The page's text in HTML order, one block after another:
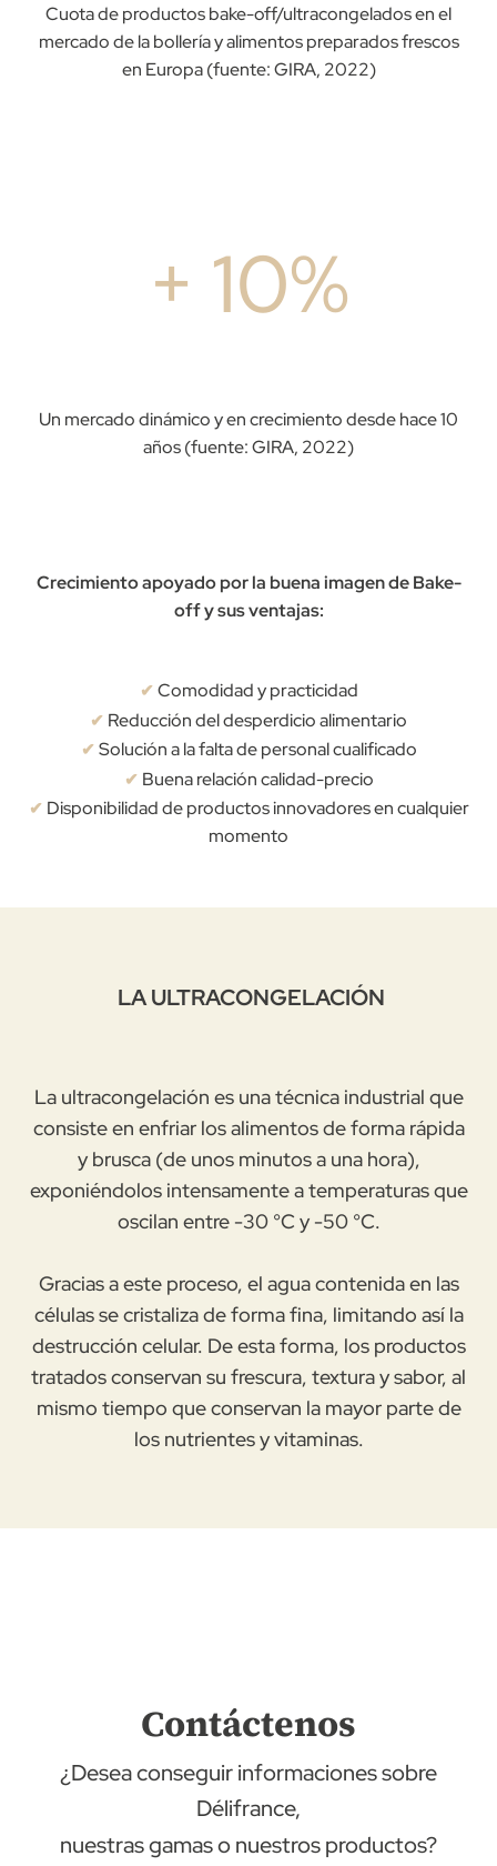
Cuota de productos bake-off/ultracongelados en el
mercado de la bollería y alimentos preparados frescos
en Europa (fuente: GIRA, 2022)
+ 10%
Un mercado dinámico y en crecimiento desde hace 10
años (fuente: GIRA, 2022)
Crecimiento apoyado por la buena imagen de Bake-
off y sus ventajas:
✔ Comodidad y practicidad
✔ Reducción del desperdicio alimentario
✔ Solución a la falta de personal cualificado
✔ Buena relación calidad-precio
✔ Disponibilidad de productos innovadores en cualquier
momento
LA ULTRACONGELACIÓN
La ultracongelación es una técnica industrial que
consiste en enfriar los alimentos de forma rápida
y brusca (de unos minutos a una hora),
exponiéndolos intensamente a temperaturas que
oscilan entre -30 °C y -50 °C.
Gracias a este proceso, el agua contenida en las
células se cristaliza de forma fina, limitando así la
destrucción celular. De esta forma, los productos
tratados conservan su frescura, textura y sabor, al
mismo tiempo que conservan la mayor parte de
los nutrientes y vitaminas.
Contáctenos
¿Desea conseguir informaciones sobre
Délifrance,
nuestras gamas o nuestros productos?